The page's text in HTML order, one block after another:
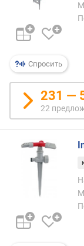
)
Спросить
231 —
22